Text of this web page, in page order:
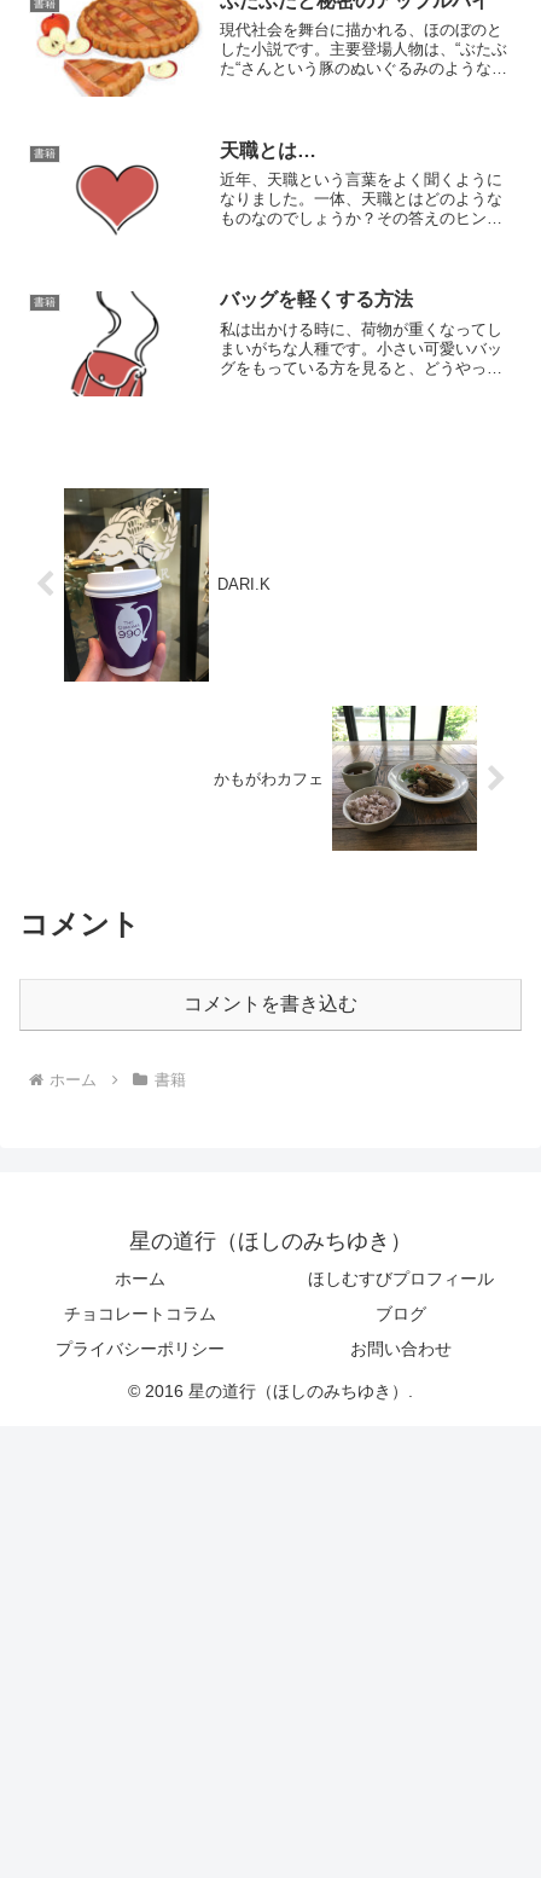
書籍
現代社会を舞台に描かれる、ほのぼのと
した小説です。主要登場人物は、“ぶたぶ
た“さんという豚のぬいぐるみのような見
う方は必ずぬいぐるみ...
書籍 天職とは…
近年、天職という言葉をよく聞くように
なりました。一体、天職とはどのような
ものなのでしょうか？その答えのヒント
の見つけ方」PHP研究所...
書籍 バッグを軽くする方法
私は出かける時に、荷物が重くなってし
まいがちな人種です。小さい可愛いバッ
グをもっている方を見ると、どうやった
DARI.K
かもがわカフェ
コメント
コメントを書き込む
ホーム 書籍
星の道行（ほしのみちゆき）
ホーム
ほしむすびプロフィール
チョコレートコラム
ブログ
プライバシーポリシー
お問い合わせ
© 2016 星の道行（ほしのみちゆき）.